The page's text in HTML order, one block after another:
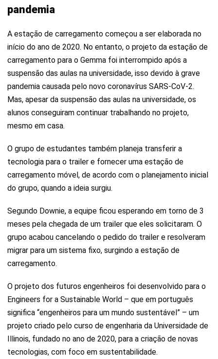
pandemia
A estação de carregamento começou a ser elaborada no
início do ano de 2020. No entanto, o projeto da estação de
carregamento para o Gemma foi interrompido após a
suspensão das aulas na universidade, isso devido à grave
pandemia causada pelo novo coronavírus SARS-CoV-2.
Mas, apesar da suspensão das aulas na universidade, os
alunos conseguiram continuar trabalhando no projeto,
mesmo em casa.
O grupo de estudantes também planeja transferir a
tecnologia para o trailer e fornecer uma estação de
carregamento móvel, de acordo com o planejamento inicial
do grupo, quando a ideia surgiu.
Segundo Downie, a equipe ficou esperando em torno de 3
meses pela chegada de um trailer que eles solicitaram. O
grupo acabou cancelando o pedido do trailer e resolveram
migrar para um sistema fixo, surgindo a estação de
carregamento.
O projeto dos futuros engenheiros foi desenvolvido para o
Engineers for a Sustainable World – que em português
significa “engenheiros para um mundo sustentável” – um
projeto criado pelo curso de engenharia da Universidade de
Illinois, fundado no ano de 2020, para a criação de novas
tecnologias, com foco em sustentabilidade.